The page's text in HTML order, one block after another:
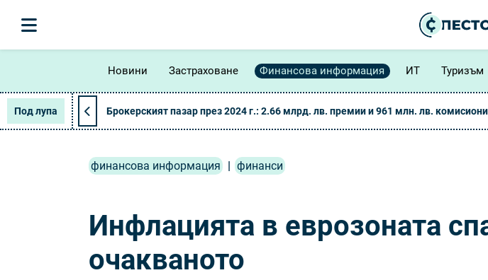
Новини Застраховане Финансова информация ИТ Туризъм
Под лупа Брокерският пазар през 2024 г.: 2.66 млрд. лв. премии и 961 млн. лв. комисиони
финансова информация | финанси
Инфлацията в еврозоната
очакваното